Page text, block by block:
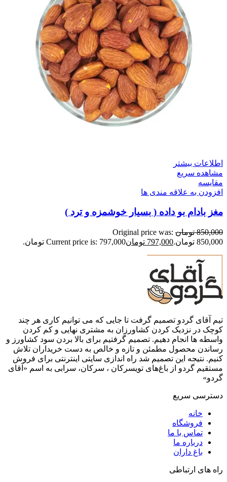
اطلاعات بیشتر
مشاهده سریع
مقایسه
افزودن به علاقه مندی ها
مغز بادام بو داده ( بسیار خوشمزه و ترد )
850,000 تومان Original price was:
850,000 تومان.
797,000 تومانCurrent price is: 797,000 تومان.
تیم آقای گردو تصمیم گرفت تا جایی که می توانیم کاری هر چند
کوچک در نزدیک کردن کشاورزان به مشتری نهایی و کم کردن
واسطه ها انجام دهیم. تصمیم گرفتیم برای بالا بردن سود کشاورز و
رساندن محصول مطمئن و تازه و خالص به دست خریداران تلاش
کنیم. نتیجه این تصمیم شد راه اندازی سایتی اینترنتی برای فروش
مستقیم گردو از باغ‌های تویسرکان ، سرکان، سرابی به اسم «آقای
گردو»
دسترسی سریع
خانه
فروشگاه
تماس با ما
درباره ما
باغ داران
راه های ارتباطی